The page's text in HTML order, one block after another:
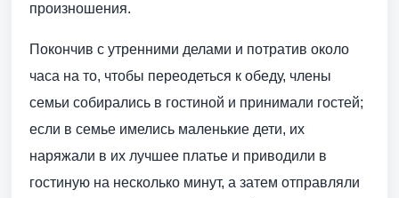
произношения.
Покончив с утренними делами и потратив около
часа на то, чтобы переодеться к обеду, члены
семьи собирались в гостиной и принимали гостей;
если в семье имелись маленькие дети, их
наряжали в их лучшее платье и приводили в
гостиную на несколько минут, а затем отправляли